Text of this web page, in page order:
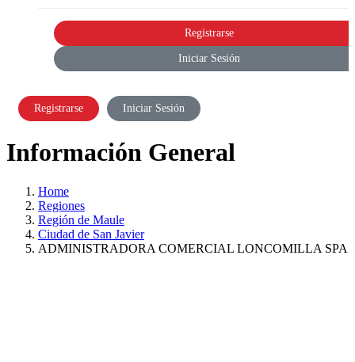
Registrarse
Iniciar Sesión
Registrarse Iniciar Sesión
Información General
Home
Regiones
Región de Maule
Ciudad de San Javier
ADMINISTRADORA COMERCIAL LONCOMILLA SPA